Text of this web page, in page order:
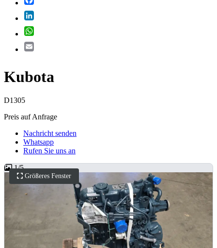
Kubota
D1305
Preis auf Anfrage
Nachricht senden
Whatsapp
Rufen Sie uns an
Größeres Fenster
1/5